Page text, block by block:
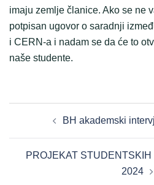
imaju zemlje članice. Ako se ne
potpisan ugovor o saradnji
i CERN-a i nadam se da će to
naše studente.
NAVIGATION
BH akademski
PROJEKAT STUDENTSKIH
2024